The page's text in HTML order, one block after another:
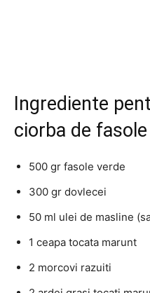
Ingrediente
ciorba de
500 gr fasole verde
300 gr dovlecei
50 ml ulei de masline
1 ceapa tocata marunt
2 morcovi razuiti